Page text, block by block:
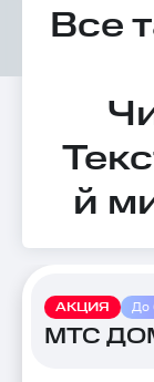
Все
й
АКЦИЯ До
МТС